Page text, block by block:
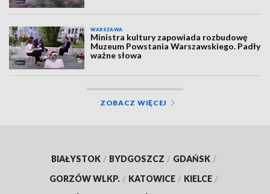
WARSZAWA
Ministra kultury zapowiada rozbudowę
Muzeum Powstania Warszawskiego. Padły
ważne słowa
ZOBACZ WIĘCEJ
BIAŁYSTOK / BYDGOSZCZ / GDAŃSK /
GORZÓW WLKP. / KATOWICE / KIELCE /